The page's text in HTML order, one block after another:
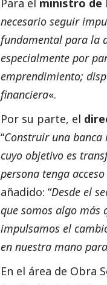
Para el ministro de
necesario seguir
fundamental para la
especialmente por
emprendimiento;
financiera«.
Por su parte, el
“Construir una banca
cuyo objetivo es
persona tenga
añadido: “Desde el
que somos algo más
impulsamos el
en nuestra mano
En el área de Obra